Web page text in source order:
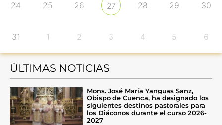
24 25 26 27 28 29 30
31 1 2 3 4 5 6
ÚLTIMAS NOTICIAS
Mons. José María Yanguas Sanz,
Obispo de Cuenca, ha designado los
siguientes destinos pastorales para
los Diáconos durante el curso 2026-
2027